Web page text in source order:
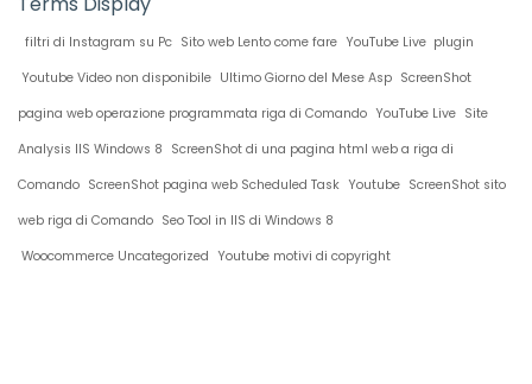
filtri di Instagram su Pc Sito web Lento come fare YouTube Live plugin
Youtube Video non disponibile Ultimo Giorno del Mese Asp ScreenShot
pagina web operazione programmata riga di Comando YouTube Live Site
Analysis IIS Windows 8 ScreenShot di una pagina html web a riga di
Comando ScreenShot pagina web Scheduled Task Youtube ScreenShot sito
web riga di Comando Seo Tool in IIS di Windows 8
Woocommerce Uncategorized Youtube motivi di copyright